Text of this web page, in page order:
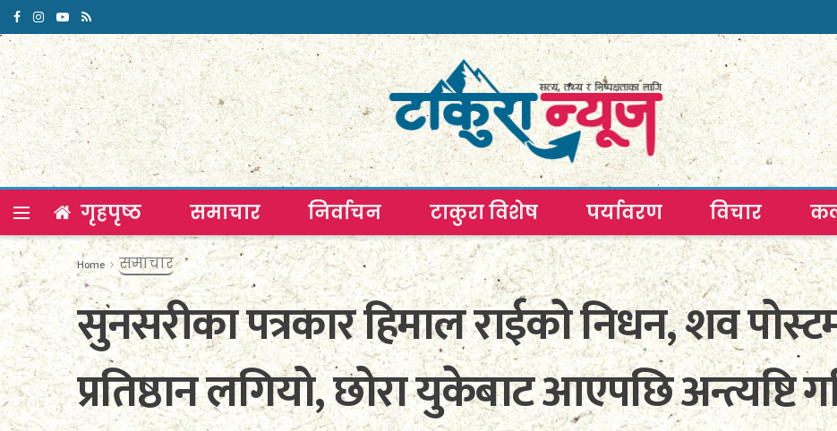
गृहपृष्ठ समाचार निर्वाचन टाकुरा विशेष पर्यावरण विचार
Home समाचार
सुनसरीका पत्रकार हिमाल राईको निधन, शव
प्रतिष्ठान लगियो, छोरा युकेबाट आएपछि अन्त्यष्टि